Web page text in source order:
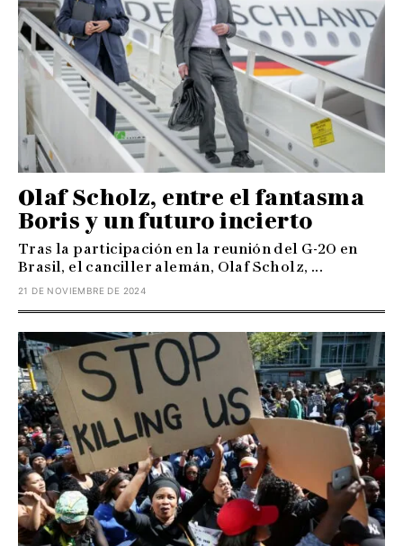
Olaf Scholz, entre el fantasma
Boris y un futuro incierto
Tras la participación en la reunión del G-20 en
Brasil, el canciller alemán, Olaf Scholz, ...
21 DE NOVIEMBRE DE 2024